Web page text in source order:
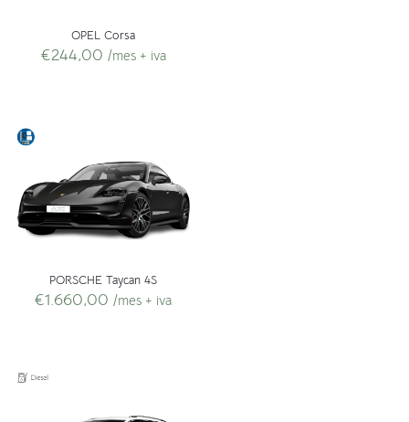
OPEL Corsa
€244,00 /mes + iva
PORSCHE Taycan 4S
€1.660,00 /mes + iva